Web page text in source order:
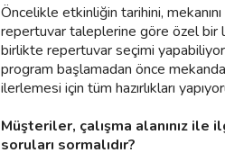
Öncelikle etkinliğin tarihini,
repertuvar taleplerine göre özel bir
birlikte repertuvar seçimi
program başlamadan önce
ilerlemesi için tüm hazırlıkları
Müşteriler, çalışma alanınız
soruları sormalıdır?